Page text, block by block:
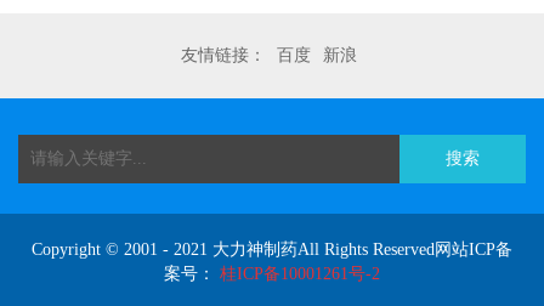
友情链接： 百度 新浪
搜索
Copyright © 2001 - 2021 大力神制药All Rights Reserved网站ICP备
案号： 桂ICP备10001261号-2